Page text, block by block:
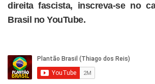
direita fascista, inscreva-se no
Brasil no YouTube.